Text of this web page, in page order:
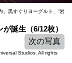
」黒すぐりヨーグルト、“岩
誕生（6/12枚）
次の写真
Studios. All rights